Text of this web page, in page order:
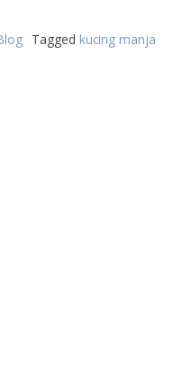
Tagged kucing manja